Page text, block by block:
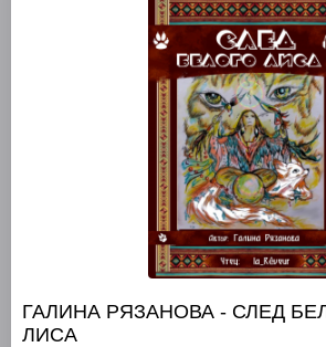
ГАЛИНА РЯЗАНОВА - СЛЕД
ЛИСА